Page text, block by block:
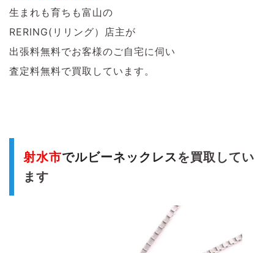
生まれも育ちも富山の
RERING(リリング）店主が
出張料無料でお客様のご自宅に伺い
査定料無料で買取しています。
射水市でルビーネックレス を買取してい
ます